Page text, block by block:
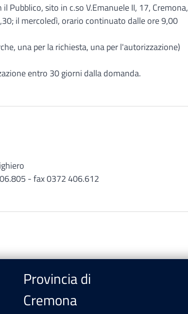
Pubblico, sito in c.so V.Emanuele II, 17, Cremona,
il mercoledì, orario continuato dalle ore 9,00
una per la richiesta, una per l'autorizzazione)
entro 30 giorni dalla domanda.
- fax 0372 406.612
Provincia di
Cremona